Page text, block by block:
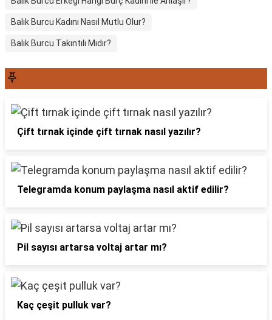
Balık Burcu Kadını Nasıl Mutlu Olur?
Balık Burcu Takıntılı Mıdır?
Çift tırnak içinde çift tırnak nasıl yazılır?
Telegramda konum paylaşma nasıl aktif edilir?
Pil sayısı artarsa voltaj artar mı?
Kaç çeşit pulluk var?